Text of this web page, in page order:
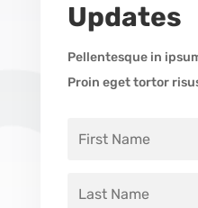
Updates
Pellentesque in
Proin eget tortor